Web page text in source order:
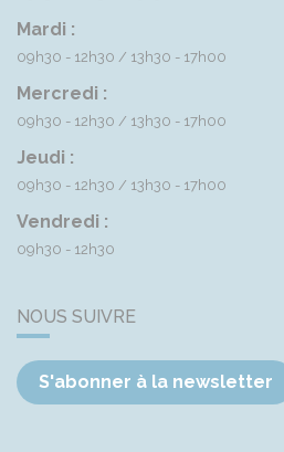
Mardi :
09h30 - 12h30 13h30 - 17h00
Mercredi :
09h30 - 12h30 13h30 - 17h00
Jeudi :
09h30 - 12h30 13h30 - 17h00
Vendredi :
09h30 - 12h30
NOUS SUIVRE
S'abonner à la newsletter